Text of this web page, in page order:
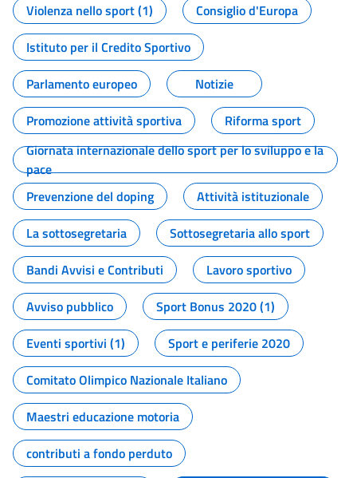
Violenza nello sport (1)
Consiglio d'Europa
Istituto per il Credito Sportivo
Parlamento europeo
Notizie
Promozione attività sportiva
Riforma sport
Giornata internazionale dello sport per lo sviluppo e la
pace
Prevenzione del doping
Attività istituzionale
La sottosegretaria
Sottosegretaria allo sport
Bandi Avvisi e Contributi
Lavoro sportivo
Avviso pubblico
Sport Bonus 2020 (1)
Eventi sportivi (1)
Sport e periferie 2020
Comitato Olimpico Nazionale Italiano
Maestri educazione motoria
contributi a fondo perduto